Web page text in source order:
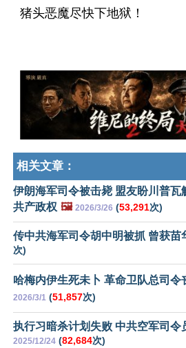
猪头恶魔尽快下地狱！
相关文章：
伊朗海军司令被击毙 盟友盼川普瓦
共产政权 🖼️ 2026/3/26 (53,291次)
传中共海军司令胡中明被抓 曾获苗
次)
哈梅内伊生死未卜 革命卫队总司令
2026/3/1 (51,857次)
执行习暗杀计划失败 中共空军司令
2025/12/24 (82,684次)